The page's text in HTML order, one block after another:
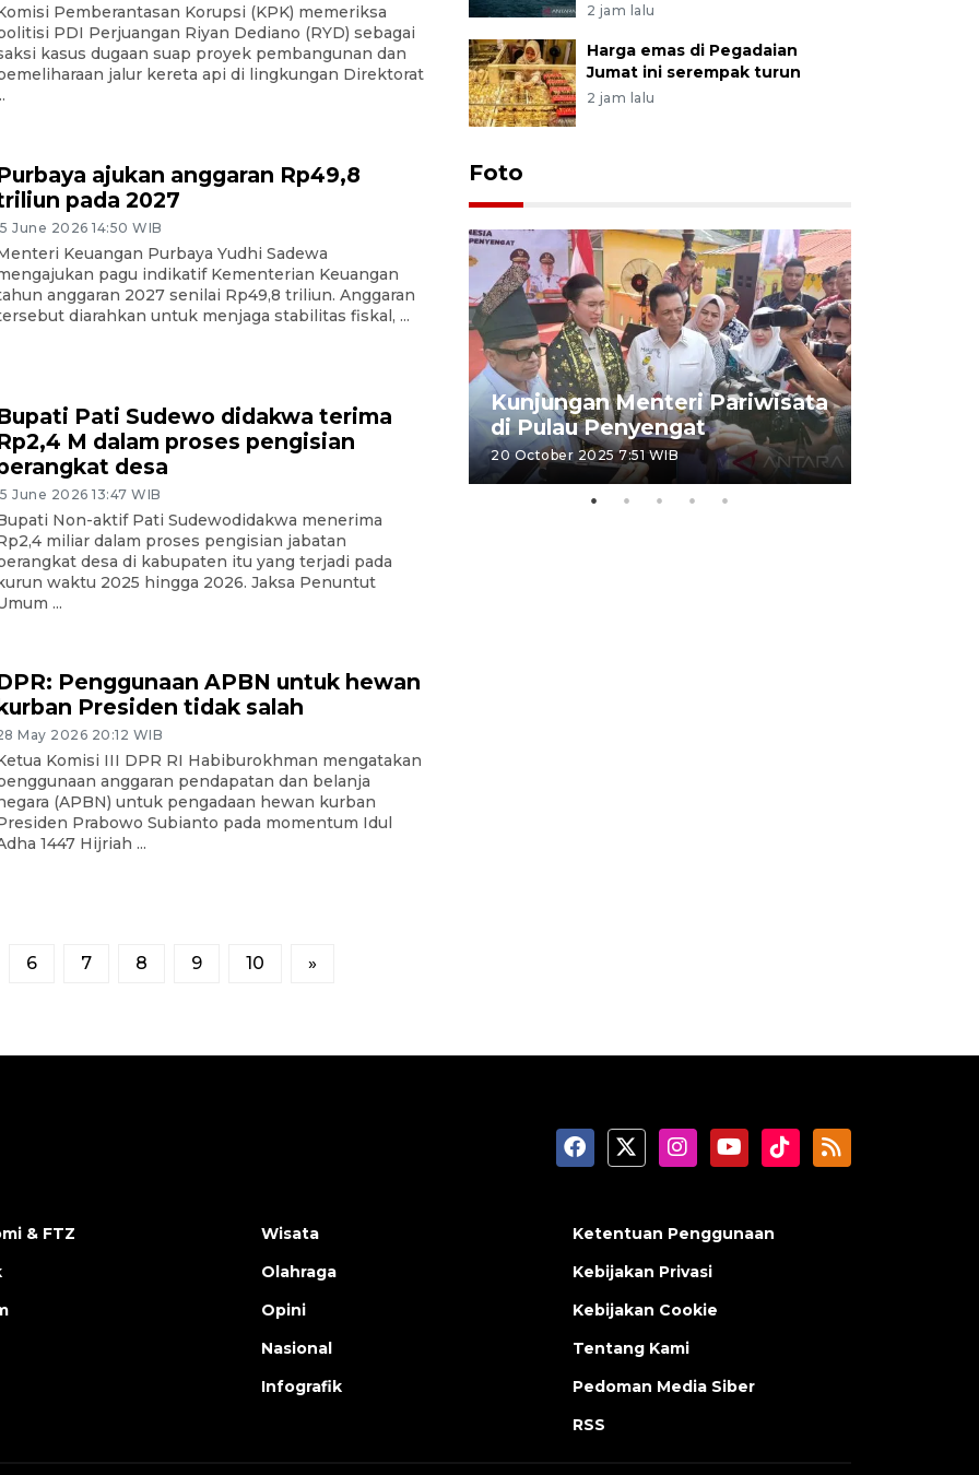
Pemberantasan Korupsi (KPK) memeriksa
PDI Perjuangan Riyan Dediano (RYD) sebagai
kasus dugaan suap proyek pembangunan dan
jalur kereta api di lingkungan Direktorat
ajukan anggaran Rp49,8
pada 2027
June 2026 14:50 WIB
Keuangan Purbaya Yudhi Sadewa
pagu indikatif Kementerian Keuangan
anggaran 2027 senilai Rp49,8 triliun. Anggaran
diarahkan untuk menjaga stabilitas fiskal, ...
Pati Sudewo didakwa terima
M dalam proses pengisian
desa
June 2026 13:47 WIB
Non-aktif Pati Sudewodidakwa menerima
miliar dalam proses pengisian jabatan
desa di kabupaten itu yang terjadi pada
waktu 2025 hingga 2026. Jaksa Penuntut
...
Penggunaan APBN untuk hewan
Presiden tidak salah
May 2026 20:12 WIB
Komisi III DPR RI Habiburokhman mengatakan
anggaran pendapatan dan belanja
(APBN) untuk pengadaan hewan kurban
Prabowo Subianto pada momentum Idul
1447 Hijriah ...
6 7 8 9 10 »
2 jam lalu
Harga emas di Pegadaian
Jumat ini serempak turun
2 jam lalu
Foto
Distribusi logistik pemilu
gunakan mobil jenazah
08 February 2024 15:30 WIB, 2024
Kunjungan Menteri Pariwisata
di Pulau Penyengat
20 October 2025 7:51 WIB
& FTZ
Wisata
Olahraga
Opini
Nasional
Infografik
Ketentuan Penggunaan
Kebijakan Privasi
Kebijakan Cookie
Tentang Kami
Pedoman Media Siber
RSS